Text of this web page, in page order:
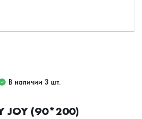
В наличии 3 шт.
JOY (90*200)